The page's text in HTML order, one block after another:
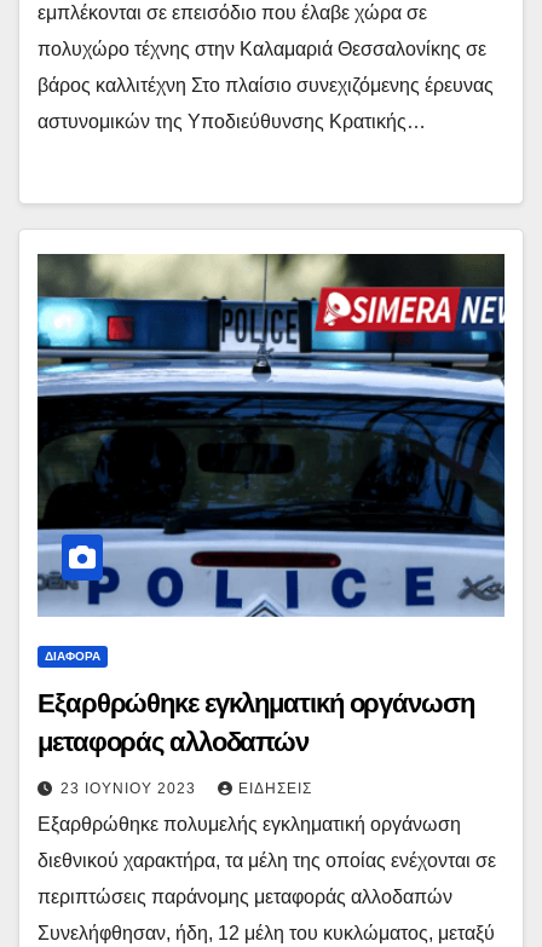
εμπλέκονται σε επεισόδιο που έλαβε χώρα σε
πολυχώρο τέχνης στην Καλαμαριά Θεσσαλονίκης σε
βάρος καλλιτέχνη Στο πλαίσιο συνεχιζόμενης έρευνας
αστυνομικών της Υποδιεύθυνσης Κρατικής…
ΔΙΆΦΟΡΑ
Εξαρθρώθηκε εγκληματική οργάνωση
μεταφοράς αλλοδαπών
23 ΙΟΥΝΊΟΥ 2023 ΕΙΔΉΣΕΙΣ
Εξαρθρώθηκε πολυμελής εγκληματική οργάνωση
διεθνικού χαρακτήρα, τα μέλη της οποίας ενέχονται σε
περιπτώσεις παράνομης μεταφοράς αλλοδαπών
Συνελήφθησαν, ήδη, 12 μέλη του κυκλώματος, μεταξύ